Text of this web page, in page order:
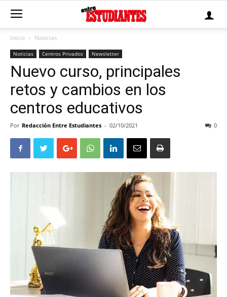
Inicio Noticias
Noticias Centros Privados Newsletter
Nuevo curso, principales
retos y cambios en los
centros educativos
Por Redacción Entre Estudiantes - 02/10/2021 0